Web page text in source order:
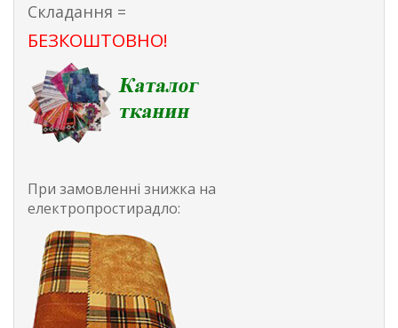
Складання =
БЕЗКОШТОВНО!
При замовленні знижка на
електропростирадло: